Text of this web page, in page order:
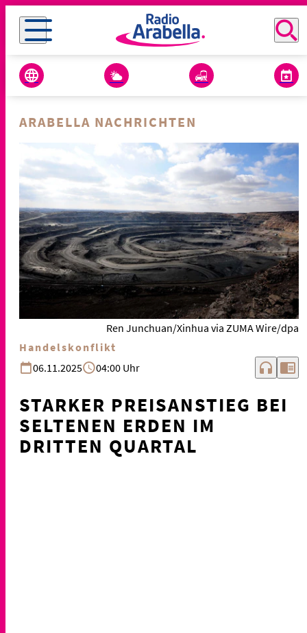
ARABELLA NACHRICHTEN
Ren Junchuan/Xinhua via ZUMA Wire/dpa
Handelskonflikt
06.11.2025
04:00 Uhr headphones chrome_reader_mode
STARKER PREISANSTIEG BEI
SELTENEN ERDEN IM
DRITTEN QUARTAL